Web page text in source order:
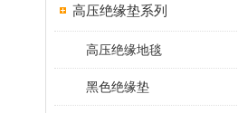
高压绝缘垫系列
高压绝缘地毯
黑色绝缘垫